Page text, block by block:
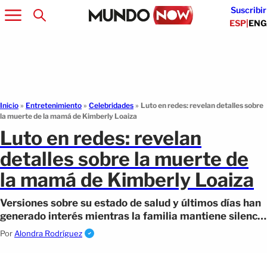
Suscribir
ESP|ENG
Inicio » Entretenimiento » Celebridades » Luto en redes: revelan detalles sobre
la muerte de la mamá de Kimberly Loaiza
Luto en redes: revelan
detalles sobre la muerte de
la mamá de Kimberly Loaiza
Versiones sobre su estado de salud y últimos días han
generado interés mientras la familia mantiene silencio
ante lo ocurrido.
Por Alondra Rodríguez